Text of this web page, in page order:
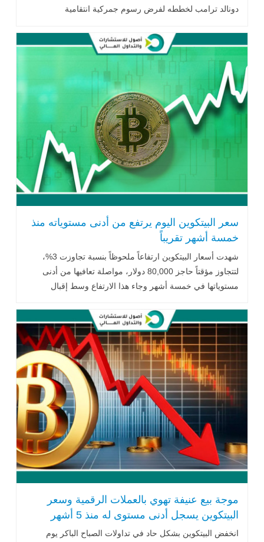
دونالد ترامب لخططه لفرض رسوم جمركية انتقامية
سعر البيتكوين اليوم يرتفع من أدنى مستوياته منذ
خمسة أشهر تقريباً
شهدت أسعار البيتكوين ارتفاعاً ملحوظاً بنسبة تجاوزت 3%،
لتتجاوز مؤقتاً حاجز 80,000 دولار، مواصلة تعافيها من أدنى
مستوياتها في خمسة أشهر وجاء هذا الارتفاع وسط إقبال
موجة بيع عنيفة تهوي بالعملات الرقمية وسعر
البيتكوين يسجل أدنى مستوى له منذ 5 أشهر
انخفض البيتكوين بشكل حاد في تداولات الصباح الباكر يوم